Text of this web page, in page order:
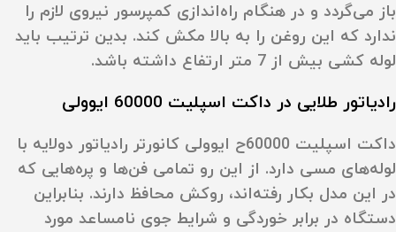
باز می‌گردد و در هنگام راه‌اندازی کمپرسور نیروی لازم را
ندارد که این روغن را به بالا مکش کند. بدین ترتیب باید
لوله کشی بیش از 7 متر ارتفاع داشته باشد.
رادیاتور طلایی در داکت اسپلیت 60000 ایوولی
داکت اسپلیت 60000ح ایوولی کانورتر رادیاتور دولایه با
لوله‌های مسی دارد. از این رو تمامی فن‌ها و پره‌هایی که
در این مدل بکار رفته‌اند، روکش محافظ دارند. بنابراین
دستگاه در برابر خوردگی و شرایط جوی نامساعد مورد